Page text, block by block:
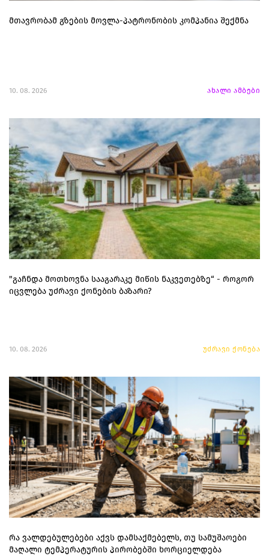
მთავრობამ გზების მოვლა-პატრონობის კომპანია შექმნა
10. 08. 2026 ახალი ამბები
"გაჩნდა მოთხოვნა სააგარაკე მიწის ნაკვეთებზე“ - როგორ
იცვლება უძრავი ქონების ბაზარი?
10. 08. 2026 უძრავი ქონება
რა ვალდებულებები აქვს დამსაქმებელს, თუ სამუშაოები
მაღალი ტემპერატურის პირობებში ხორციელდება